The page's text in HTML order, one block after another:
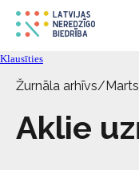
Rehabilitācija
Tehniskie
Aktualitātes
Klausīties
Žurnāla arhīvs/
Aklie